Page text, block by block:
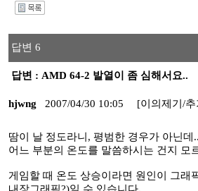
답변 6
답변 : AMD 64-2 발열이 좀 심해서요..
hjwng 2007/04/30 10:05 [이의제기/
땀이 날 정도라니, 평범한 경우가 아닌데
어느 부분의 온도를 말씀하시는 건지 모
게임할 때 온도 상승이라면 원인이 그래